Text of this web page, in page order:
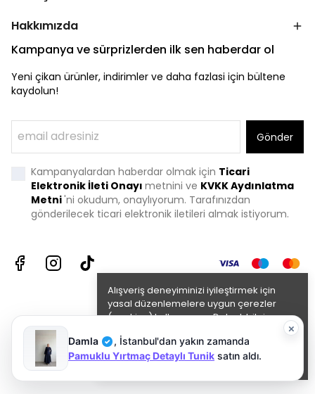
Alışveriş deneyiminizi iyileştirmek için
yasal düzenlemelere uygun çerezler
(cookies) kullanıyoruz. Detaylı bilgiye
erişebilirsiniz.
Anladım
Hakkımızda
Kampanya ve sürprizlerden ilk sen haberdar ol
Yeni çikan ürünler, indirimler ve daha fazlasi için bültene
kaydolun!
Gönder
Kampanyalardan haberdar olmak için Ticari
Elektronik İleti Onayı metnini ve KVKK Aydınlatma
Metni'ni okudum, onaylıyorum. Tarafınızdan
gönderilecek ticari elektronik iletileri almak istiyorum.
©2024 Tüm Hakları Saklıdır.
×
Damla
✓ , İstanbul'dan yakın zamanda
Pamuklu Yırtmaç Detaylı Tunik satın aldı.